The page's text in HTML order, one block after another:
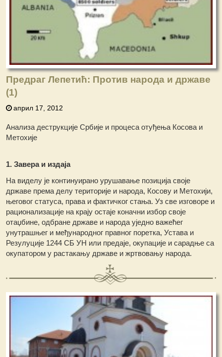
Предраг Лепетић: Против народа и државе
(1)
април 17, 2012
Анализа деструкције Србије и процеса отуђења Косова и
Метохије
1. Завера и издаја
На виделу је континуирано урушавање позиција своје
државе према делу територије и народа, Косову и Метохији,
његовог статуса, права и фактичког стања. Уз све изговоре и
рационализације на крају остаје коначни избор своје
отаџбине, одбране државе и народа уједно важећег
унутрашњег и међународног правног поретка, Устава и
Резулуције 1244 СБ УН или предаје, окупације и сарадње са
окупатором у растакању државе и жртвовању народа.